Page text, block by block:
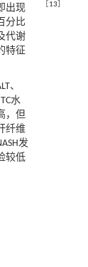
出现
分比
代谢
特征
、
水
，但
纤维
发
较低
［13］